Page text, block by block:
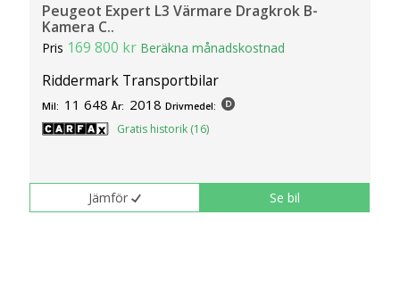
Peugeot Expert L3 Värmare Dragkrok B-
Kamera C..
Pris 169 800 kr Beräkna månadskostnad
Riddermark Transportbilar
Mil: 11 648 År: 2018 Drivmedel:
Gratis historik (16)
Jämför Se bil